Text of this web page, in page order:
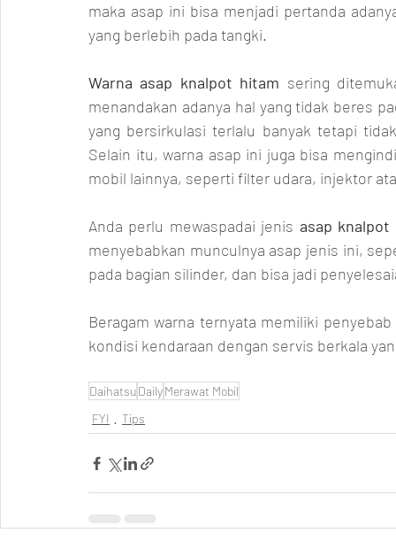
maka asap ini bisa menjadi pertanda
yang berlebih pada tangki.
Warna asap knalpot hitam sering
menandakan adanya hal yang tidak beres
yang bersirkulasi terlalu banyak tetapi
Selain itu, warna asap ini juga bisa
mobil lainnya, seperti filter udara, injektor
Anda perlu mewaspadai jenis asap
menyebabkan munculnya asap jenis ini,
pada bagian silinder, dan bisa jadi
Beragam warna ternyata memiliki
kondisi kendaraan dengan servis berkala
DaihatsuDailyMerawat Mobil
FYI
Tips